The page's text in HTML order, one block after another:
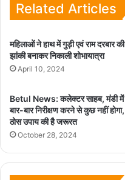
Related Articles
महिलाओं ने हाथ में गुड़ी एवं राम दरबार की
झांकी बनाकर निकाली शोभायात्रा
April 10, 2024
Betul News: कलेक्टर साहब, मंडी में
बार-बार निरीक्षण करने से कुछ नहीं होगा,
ठोस उपाय की है जरूरत
October 28, 2024